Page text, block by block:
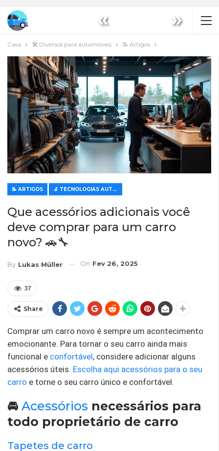
« »
Casa 🛠️ Diversos para automóveis 📝 Artigos
📝 ARTIGOS 🔬 TECNOLOGIAS AUTOMÓVEIS MODERNAS
Que acessórios adicionais você
deve comprar para um carro
novo? 🚗🔧
By Lukas Müller On Fev 26, 2025
37
Share
Comprar um carro novo é sempre um acontecimento
emocionante. Para tornar o seu carro ainda mais
funcional e confortável, considere adicionar alguns
acessórios úteis. Escolha aqui acessórios para o seu
carro e torne o seu carro único e confortável.
🚘 Acessórios necessários para
todo proprietário de carro
Tapetes de carro